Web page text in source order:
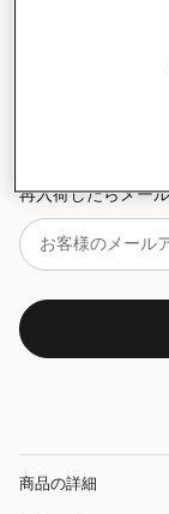
再入荷したらメー
商品の詳細